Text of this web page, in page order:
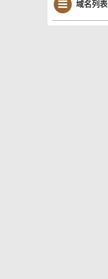
域名列表